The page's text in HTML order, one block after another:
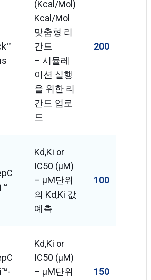
(Kcal/mol)
Kcal/mol
맞춤형 리
간드
– 시뮬레
이션 실행
을 위한 리
간드 업로
드
200
Kd,Ki or
IC50 (μM)
– μM단위
의 Kd,Ki 값
예측
100
Kd,Ki or
IC50 (μM)
– μM단위
150